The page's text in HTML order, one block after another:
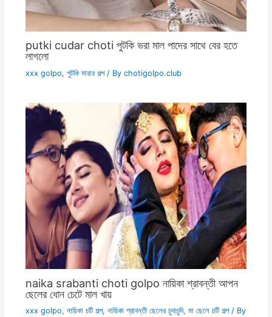
putki cudar choti পুটকি ভরা মাল পাদের সাথে বের হতে
লাগলো
xxx golpo, পুটকি মারার গল্প/ By chotigolpo.club
naika srabanti choti golpo নায়িকা শ্রাবন্তী আপন
ছেলের ধোন চেটে মাল খায়
xxx golpo, নায়িকা চটি গল্প, নায়িকা শ্রাবন্তী ছেলের চুদাচুদি, মা ছেলে চটি গল্প/ By